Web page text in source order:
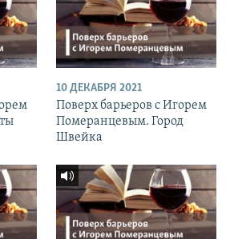
10 ДЕКАБРЯ 2021
Поверх барьеров с Игорем
Померанцевым. Город
Швейка